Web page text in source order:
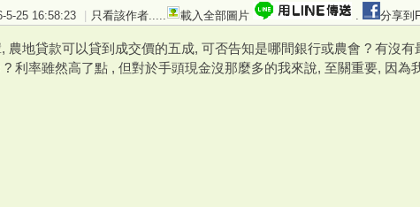
5-25 16:58:23 | 只看該作者 載入全部圖片 分享到
農地貸款可以貸到成交價的五成, 可否告知是哪間銀行或農會 ? 有沒
? 利率雖然高了點 , 但對於手頭現金沒那麼多的我來說, 至關重要, 因為